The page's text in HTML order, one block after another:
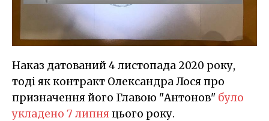
Наказ датований 4 листопада 2020 року,
тоді як контракт Олександра Лося про
призначення його Главою "Антонов" було
укладено 7 липняцього року.